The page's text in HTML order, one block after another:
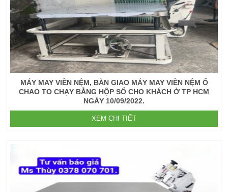
MÁY MAY VIỀN NỆM, BÀN GIAO MÁY MAY VIỀN NỆM Ổ
CHAO TO CHẠY BẰNG HỘP SỐ CHO KHÁCH Ở TP HCM
NGÀY 10/09/2022.
XEM CHI TIẾT